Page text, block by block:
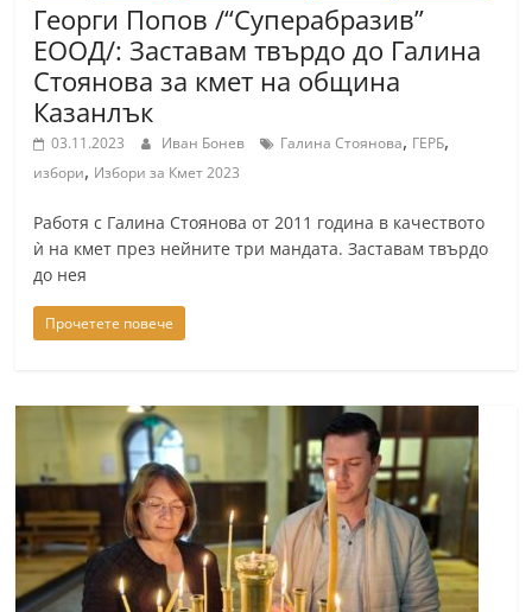
Георги Попов /“Суперабразив”
ЕООД/: Заставам твърдо до Галина
Стоянова за кмет на община
Казанлък
03.11.2023 Иван Бонев Галина Стоянова, ГЕРБ,
избори, Избори за Кмет 2023
Работя с Галина Стоянова от 2011 година в качеството
ѝ на кмет през нейните три мандата. Заставам твърдо
до нея
Прочетете повече